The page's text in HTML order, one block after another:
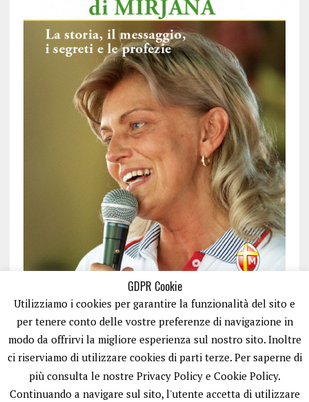
ISCRIVITI
GDPR Cookie
Utilizziamo i cookies per garantire la funzionalità del sito e
per tenere conto delle vostre preferenze di navigazione in
modo da offrirvi la migliore esperienza sul nostro sito. Inoltre
ci riserviamo di utilizzare cookies di parti terze. Per saperne di
più consulta le nostre Privacy Policy e Cookie Policy.
Continuando a navigare sul sito, l'utente accetta di utilizzare